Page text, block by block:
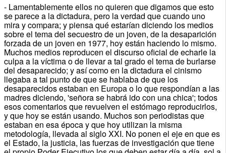
- Lamentablemente ellos no quieren que digamos que esto
se parece a la dictadura, pero la verdad que cuando uno
mira y compara; y piensa qué estarían diciendo los medios
sobre el tema del secuestro de un joven, de la desaparición
forzada de un joven en 1977, hoy están haciendo lo mismo.
Muchos medios reproducen el discurso oficial de echarle la
culpa a la víctima o de llevar a tal grado el tema de burlarse
del desaparecido; y así como en la dictadura el cinismo
llegaba a tal punto de que se hablaba de que los
desaparecidos estaban en Europa o lo que respondían a las
madres diciendo, 'señora se habrá ido con una chica'; todos
esos comentarios que revuelven el estómago reproducirlos,
y que hoy se están usando. Muchos son periodistas que
estaban en esa época y que hoy utilizan la misma
metodología, llevada al siglo XXI. No ponen el eje en que es
el Estado, la justicia, las fuerzas de investigación que tiene